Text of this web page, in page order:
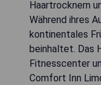
Haartrocknern
Während ihres
kontinentales
beinhaltet. Das
Fitnesscenter
Comfort Inn